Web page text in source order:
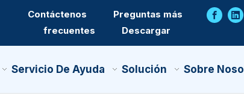
Contáctenos
Preguntas más
frecuentes
Descargar
Servicio De Ayuda Solución Sobre